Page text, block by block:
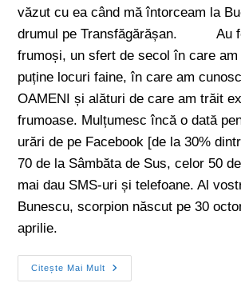
văzut cu ea când mă întorceam la
drumul pe Transfăgărășan. Au
frumoși, un sfert de secol în care
puține locuri faine, în care am
OAMENI și alături de care am trăit
frumoase. Mulțumesc încă o dată
urări de pe Facebook [de la 30%
70 de la Sâmbăta de Sus, celor 50
mai dau SMS-uri și telefoane. Al
Bunescu, scorpion născut pe 30
aprilie.
Citește Mai Mult